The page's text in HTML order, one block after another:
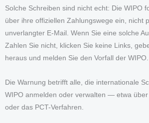
Solche Schreiben sind nicht echt: Die WIPO
über ihre offiziellen Zahlungswege ein, nicht
unverlangter E-Mail. Wenn Sie eine solche
Zahlen Sie nicht, klicken Sie keine Links,
heraus und melden Sie den Vorfall der WIPO.
Die Warnung betrifft alle, die internationale
WIPO anmelden oder verwalten — etwa
oder das PCT-Verfahren.